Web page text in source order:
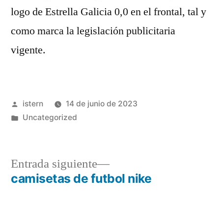
logo de Estrella Galicia 0,0 en el frontal, tal y
como marca la legislación publicitaria
vigente.
Publicado
por
istern
14 de junio de 2023
Publicado
Uncategorized
Navegación
Entrada siguiente
Entrada
siguiente:
camisetas de futbol nike